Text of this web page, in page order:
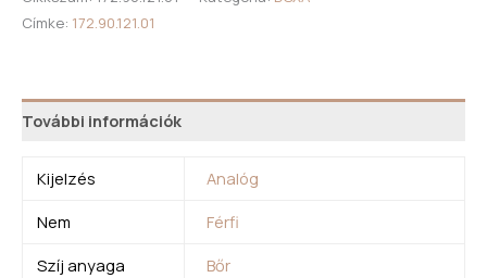
Címke: 172.90.121.01
További információk
Kijelzés
Analóg
Nem
Férfi
Szíj anyaga
Bőr